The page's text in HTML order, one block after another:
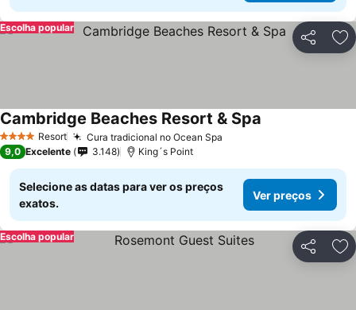
Partilhar
Escolha popular
4 EstrelasResort Cura tradicional no Ocean Spa
Cambridge Beaches Resort & Spa
9,0 Excelente 3.148 King´s Point
Selecione as datas para ver os preços
exatos.
Ver preços
Partilhar
Escolha popular